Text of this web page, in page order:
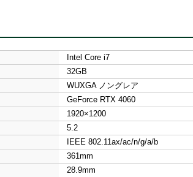
Intel Core i7
32GB
WUXGA ノングレア
GeForce RTX 4060
1920×1200
5.2
IEEE 802.11ax/ac/n/g/a/b
361mm
28.9mm